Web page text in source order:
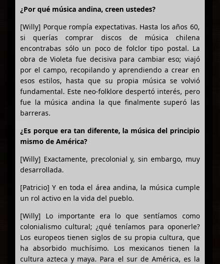
¿Por qué música andina, creen ustedes?
[Willy] Porque rompía expectativas. Hasta los años 60,
si querías comprar discos de música chilena
encontrabas sólo un poco de folclor tipo postal. La
obra de Violeta fue decisiva para cambiar eso; viajó
por el campo, recopilando y aprendiendo a crear en
esos estilos, hasta que su propia música se volvió
fundamental. Este neo-folklore despertó interés, pero
fue la música andina la que finalmente superó las
barreras.
¿Es porque era tan diferente, la música del principio
mismo de América?
[Willy] Exactamente, precolonial y, sin embargo, muy
desarrollada.
[Patricio] Y en toda el área andina, la música cumple
un rol activo en la vida del pueblo.
[Willy] Lo importante era lo que sentíamos como
colonialismo cultural; ¿qué teníamos para oponerle?
Los europeos tienen siglos de su propia cultura, que
ha absorbido muchísimo. Los mexicanos tienen la
cultura azteca y maya. Para el sur de América, es la